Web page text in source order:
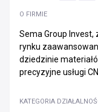
O FIRMIE
Sema Group Invest,
rynku
dziedzinie
precyzyjne usługi
KATEGORIA